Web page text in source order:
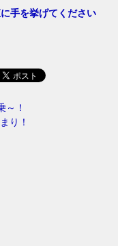
手を挙げてください
～！
り！